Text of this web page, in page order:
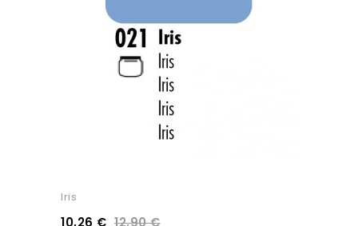
Iris
10,26 € 12,90 €